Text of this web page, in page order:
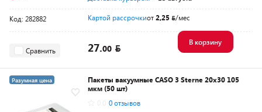
Код: 282882 Картой рассрочкиот2,25 /мес
Сравнить 27.00
В корзину
Разумная цена
Пакеты вакуумные CASO 3 Sterne 20x30 105
мкм (50 шт)
0 отзывов